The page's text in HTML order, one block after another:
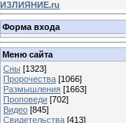
ИЗЛИЯНИЕ.ru
Форма входа
Меню сайта
Сны [1323]
Пророчества [1066]
Размышления [1663]
Проповеди [702]
Видео [845]
Свидетельства [413]